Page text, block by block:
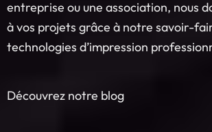
entreprise ou une association, nous
à vos projets grâce à notre savoir-
technologies d’impression
Découvrez notre blog